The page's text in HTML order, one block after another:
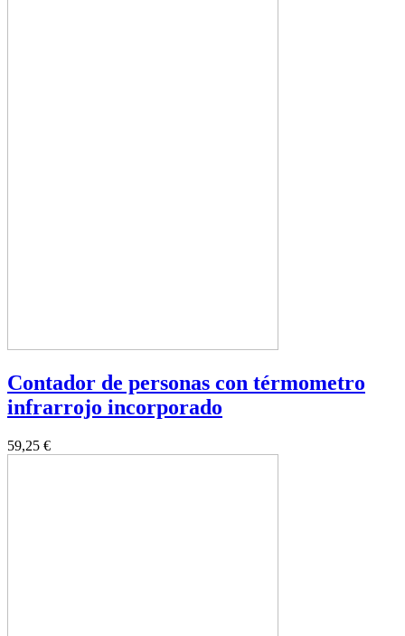
Contador de personas con térmometro
infrarrojo incorporado
59,25 €